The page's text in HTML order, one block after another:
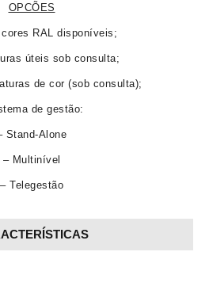
OPCÕES
RAL disponíveis;
úteis sob consulta;
de cor (sob consulta);
de gestão:
Stand-Alone
– Multinível
– Telegestão